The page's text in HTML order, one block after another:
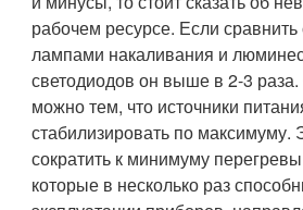
рабочем ресурсе. Если
лампами накаливания и
светодиодов он выше в 2-3 раза.
можно тем, что источники
стабилизировать по максимуму.
сократить к минимуму перегревы
которые в несколько раз